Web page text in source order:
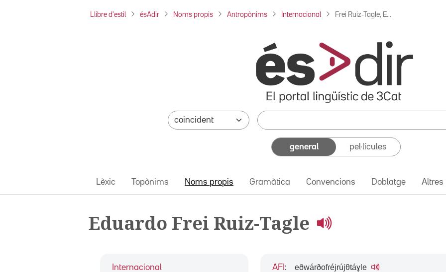
Llibre d'estil ésAdir Noms propis Antropònims Internacional Frei Ruiz-Tagle, E...
general pel·lícules
Lèxic Topònims Noms propis Gramàtica Convencions Doblatge Altres
Eduardo Frei Ruiz-Tagle
Internacional AFI : eðwárðofɾéjrújθtáɣle